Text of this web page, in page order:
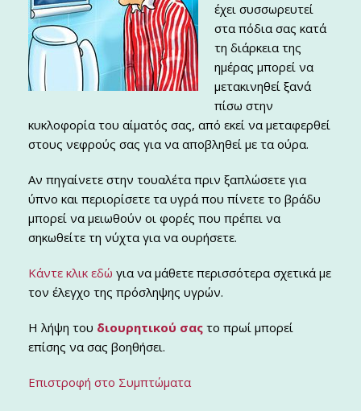
έχει συσσωρευτεί
στα πόδια σας κατά
τη διάρκεια της
ημέρας μπορεί να
μετακινηθεί ξανά
πίσω στην
κυκλοφορία του αίματός σας, από εκεί να μεταφερθεί
στους νεφρούς σας για να αποβληθεί με τα ούρα.
Αν πηγαίνετε στην τουαλέτα πριν ξαπλώσετε για
ύπνο και περιορίσετε τα υγρά που πίνετε το βράδυ
μπορεί να μειωθούν οι φορές που πρέπει να
σηκωθείτε τη νύχτα για να ουρήσετε.
Κάντε κλικ εδώ για να μάθετε περισσότερα σχετικά με
τον έλεγχο της πρόσληψης υγρών.
Η λήψη του διουρητικού σας το πρωί μπορεί
επίσης να σας βοηθήσει.
Επιστροφή στο Συμπτώματα